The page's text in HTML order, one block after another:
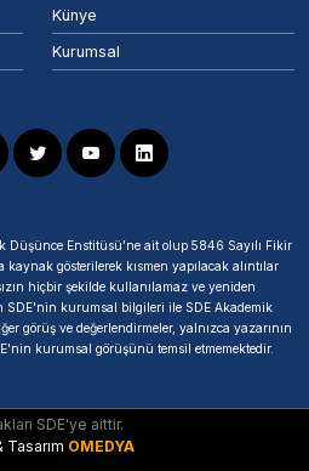
Künye
Kurumsal
Enstitüsü’ne ait olup 5846 Sayılı Fikir
gösterilerek kısmen yapılacak alıntılar
hiçbir şekilde kullanılamaz ve yeniden
SDE'nin kurumsal bilgileri ile SDE Akademik
görüş ve değerlendirmeler, yalnızca yazarının
kurumsal görüşünü temsil etmemektedir.
SDE'ye aittir.
Tasarım OMEDYA